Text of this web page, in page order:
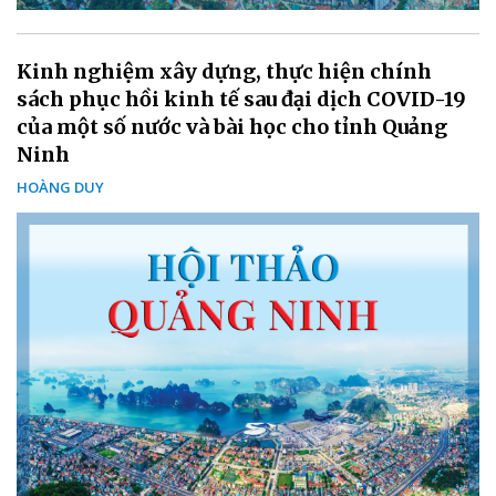
Kinh nghiệm xây dựng, thực hiện chính
sách phục hồi kinh tế sau đại dịch COVID-19
của một số nước và bài học cho tỉnh Quảng
Ninh
HOÀNG DUY